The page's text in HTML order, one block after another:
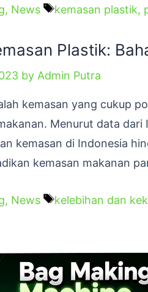
, News kemasan plastik,
Plastik:
by Admin Putra
kemasan yang cukup
Menurut data
kemasan di Indonesia
kemasan makanan
, News kelebihan dan